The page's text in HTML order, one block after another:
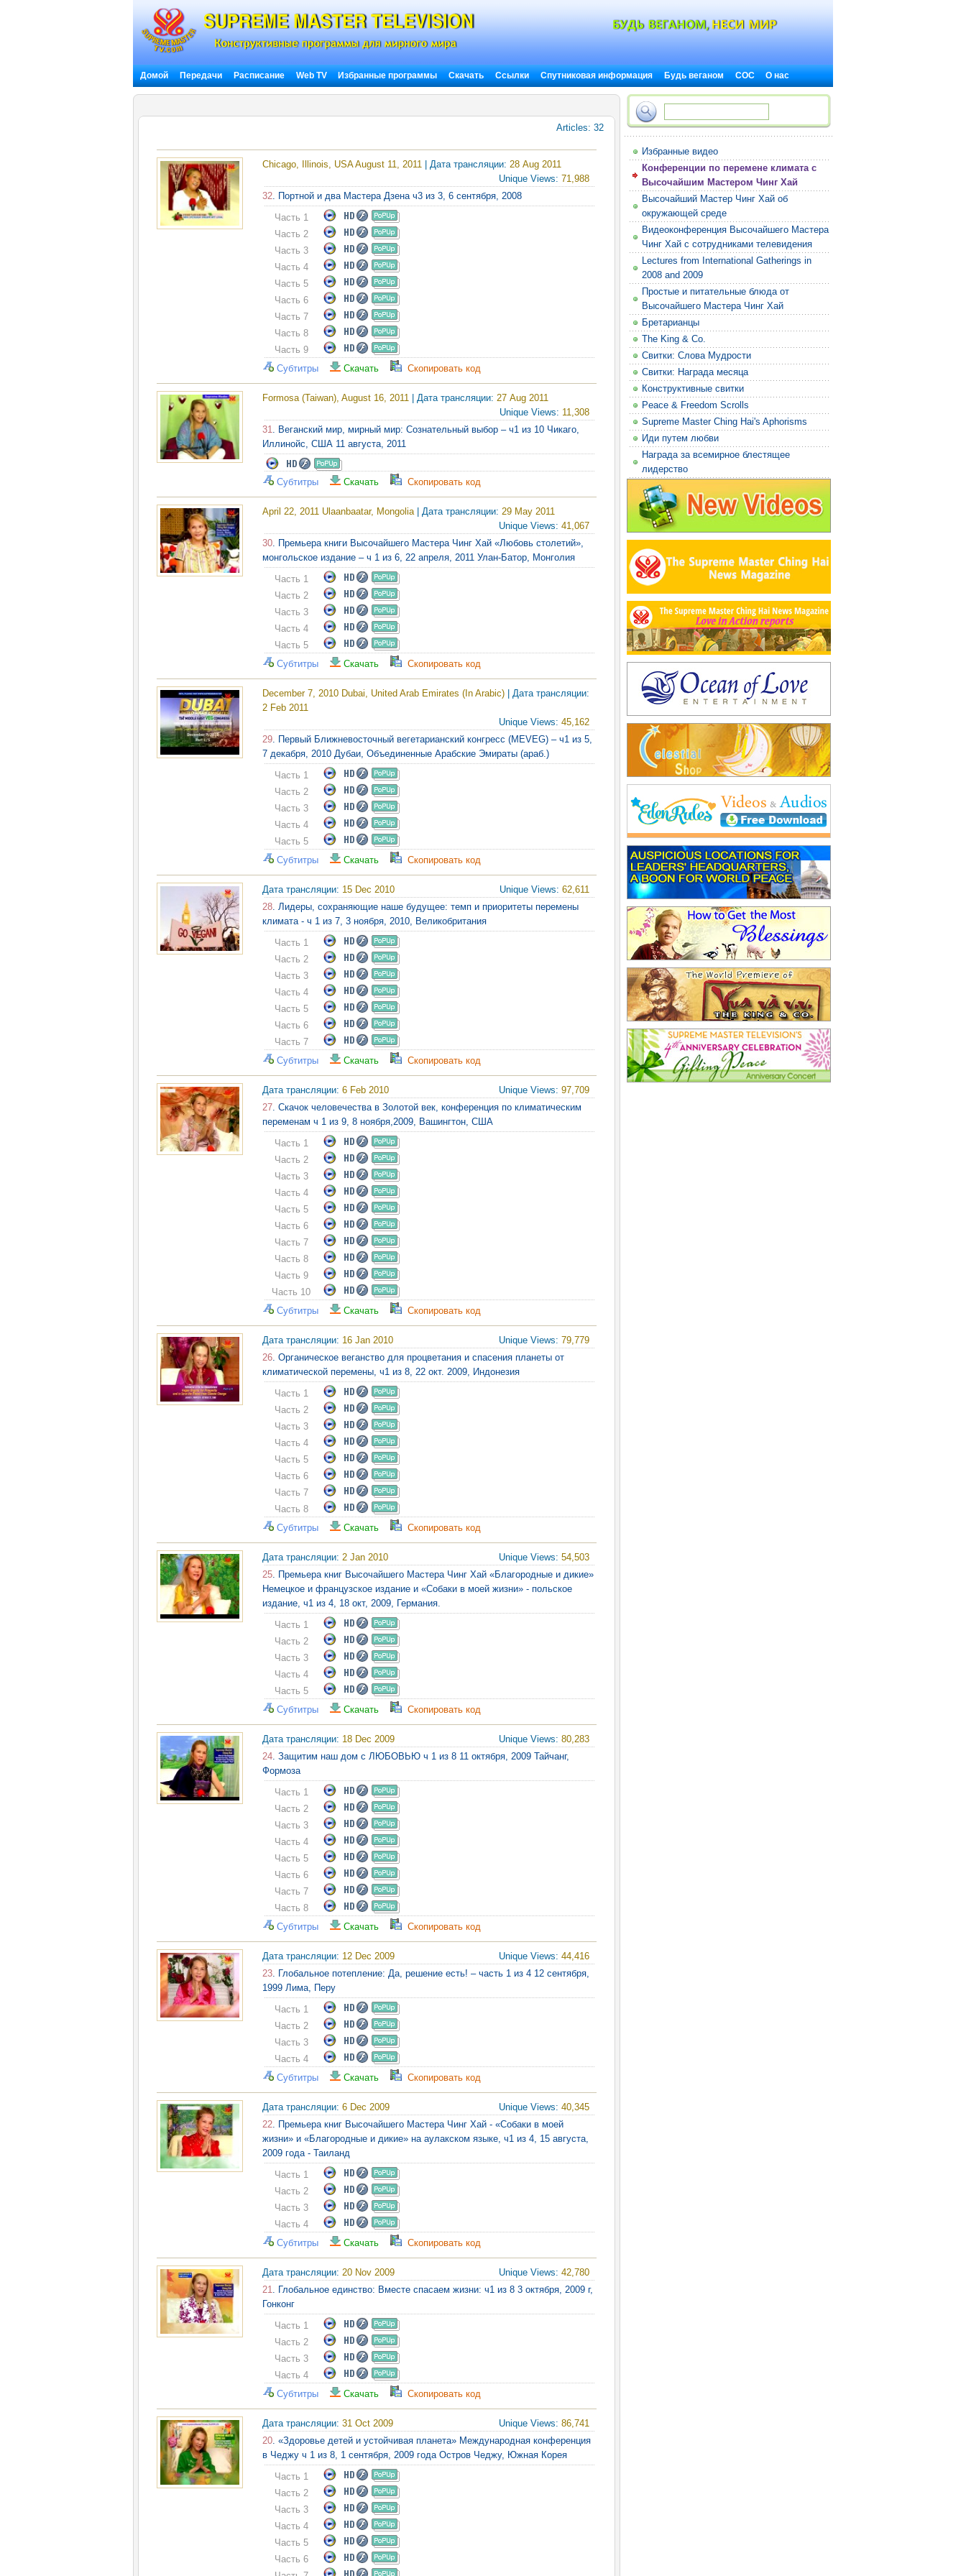
Домой Передачи Расписание Web TV Избранные программы Скачать Ссылки Спутниковая информация Будь веганом СОС О нас
Articles: 32
Chicago, Illinois, USA August 11, 2011 | Дата трансляции: 28 Aug 2011
Unique Views: 71,988
32. Портной и два Мастера Дзена ч3 из 3, 6 сентября, 2008
Часть 1
Часть 2
Часть 3
Часть 4
Часть 5
Часть 6
Часть 7
Часть 8
Часть 9
Субтитры
Скачать Скопировать код
Formosa (Taiwan), August 16, 2011 | Дата трансляции: 27 Aug 2011
Unique Views: 11,308
31. Веганский мир, мирный мир: Сознательный выбор – ч1 из 10 Чикаго,
Иллинойс, США 11 августа, 2011
Субтитры Скачать Скопировать код
April 22, 2011 Ulaanbaatar, Mongolia| Дата трансляции: 29 May 2011
Unique Views: 41,067
30. Премьера книги Высочайшего Мастера Чинг Хай «Любовь столетий»,
монгольское издание – ч 1 из 6, 22 апреля, 2011 Улан-Батор, Монголия
Часть 1
Часть 2
Часть 3
Часть 4
Часть 5
Субтитры
Скачать Скопировать код
December 7, 2010 Dubai, United Arab Emirates (In Arabic) | Дата трансляции:
2 Feb 2011
Unique Views: 45,162
29. Первый Ближневосточный вегетарианский конгресс (MEVEG) – ч1 из 5,
7 декабря, 2010 Дубаи, Объединенные Арабские Эмираты (араб.)
Часть 1
Часть 2
Часть 3
Часть 4
Часть 5
Субтитры
Скачать Скопировать код
Дата трансляции: 15 Dec 2010 Unique Views: 62,611
28. Лидеры, сохраняющие наше будущее: темп и приоритеты перемены
климата - ч 1 из 7, 3 ноября, 2010, Великобритания
Часть 1
Часть 2
Часть 3
Часть 4
Часть 5
Часть 6
Часть 7
Субтитры
Скачать Скопировать код
Дата трансляции: 6 Feb 2010 Unique Views: 97,709
27. Скачок человечества в Золотой век, конференция по климатическим
переменам ч 1 из 9, 8 ноября,2009, Вашингтон, США
Часть 1
Часть 2
Часть 3
Часть 4
Часть 5
Часть 6
Часть 7
Часть 8
Часть 9
Часть 10
Субтитры
Скачать Скопировать код
Дата трансляции: 16 Jan 2010 Unique Views: 79,779
26. Органическое веганство для процветания и спасения планеты от
климатической перемены, ч1 из 8, 22 окт. 2009, Индонезия
Часть 1
Часть 2
Часть 3
Часть 4
Часть 5
Часть 6
Часть 7
Часть 8
Субтитры
Скачать Скопировать код
Дата трансляции: 2 Jan 2010 Unique Views: 54,503
25. Премьера книг Высочайшего Мастера Чинг Хай «Благородные и дикие»
Немецкое и французское издание и «Собаки в моей жизни» - польское
издание, ч1 из 4, 18 окт, 2009, Германия.
Часть 1
Часть 2
Часть 3
Часть 4
Часть 5
Субтитры
Скачать Скопировать код
Дата трансляции: 18 Dec 2009 Unique Views: 80,283
24. Защитим наш дом с ЛЮБОВЬЮ ч 1 из 8 11 октября, 2009 Тайчанг,
Формоза
Часть 1
Часть 2
Часть 3
Часть 4
Часть 5
Часть 6
Часть 7
Часть 8
Субтитры
Скачать Скопировать код
Дата трансляции: 12 Dec 2009 Unique Views: 44,416
23. Глобальное потепление: Да, решение есть! – часть 1 из 4 12 сентября,
1999 Лима, Перу
Часть 1
Часть 2
Часть 3
Часть 4
Субтитры
Скачать Скопировать код
Дата трансляции: 6 Dec 2009 Unique Views: 40,345
22. Премьера книг Высочайшего Мастера Чинг Хай - «Собаки в моей
жизни» и «Благородные и дикие» на аулакском языке, ч1 из 4, 15 августа,
2009 года - Таиланд
Часть 1
Часть 2
Часть 3
Часть 4
Субтитры
Скачать Скопировать код
Дата трансляции: 20 Nov 2009 Unique Views: 42,780
21. Глобальное единство: Вместе спасаем жизни: ч1 из 8 3 октября, 2009 г,
Гонконг
Часть 1
Часть 2
Часть 3
Часть 4
Субтитры
Скачать Скопировать код
Дата трансляции: 31 Oct 2009 Unique Views: 86,741
20. «Здоровье детей и устойчивая планета» Международная конференция
в Чеджу ч 1 из 8, 1 сентября, 2009 года Остров Чеджу, Южная Корея
Часть 1
Часть 2
Часть 3
Часть 4
Часть 5
Часть 6
Избранные видео
Конференции по перемене климата с
Высочайшим Мастером Чинг Хай
Высочайший Мастер Чинг Хай об
окружающей среде
Видеоконференция Высочайшего Мастера
Чинг Хай с сотрудниками телевидения
Lectures from International Gatherings in
2008 and 2009
Простые и питательные блюда от
Высочайшего Мастера Чинг Хай
Бретарианцы
The King & Co.
Свитки: Слова Мудрости
Свитки: Награда месяца
Конструктивные свитки
Peace & Freedom Scrolls
Supreme Master Ching Hai's Aphorisms
Иди путем любви
Награда за всемирное блестящее
лидерство